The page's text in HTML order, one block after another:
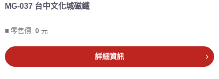
MG-037 台中文化城磁鐵
■ 零售價: 0 元
詳細資訊